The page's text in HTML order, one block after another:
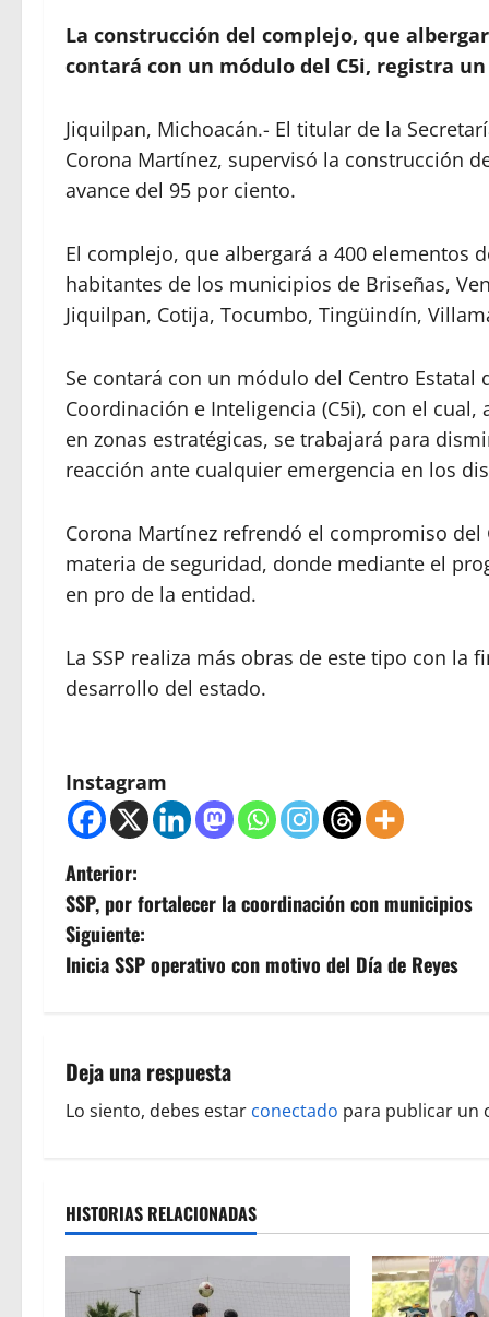
La construcción del complejo, que
contará con un módulo del C5i, registra
Jiquilpan, Michoacán.- El titular de la
Corona Martínez, supervisó la construcción
avance del 95 por ciento.
El complejo, que albergará a 400 elementos
habitantes de los municipios de Briseñas,
Jiquilpan, Cotija, Tocumbo, Tingüindín,
Se contará con un módulo del Centro
Coordinación e Inteligencia (C5i), con el
en zonas estratégicas, se trabajará para
reacción ante cualquier emergencia en los
Corona Martínez refrendó el compromiso
materia de seguridad, donde mediante el
en pro de la entidad.
La SSP realiza más obras de este tipo con
desarrollo del estado.
Instagram
N
a
v
g
a
i
ó
n
Anterior:
SSP, por fortalecer la coordinación con municipios
Siguiente:
Inicia SSP operativo con motivo del Día de Reyes
Deja una respuesta
Lo siento, debes estar conectado para publicar un
HISTORIAS RELACIONADAS